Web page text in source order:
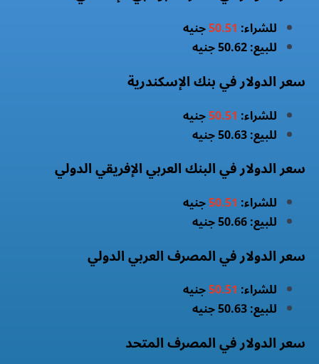
للشراء: 50.51جنيه
للبيع: 50.62 جنيه
سعر الدولار في بنك الإسكندرية
للشراء: 50.51جنيه
للبيع: 50.63 جنيه
سعر الدولار في البنك العربي الإفريقي الدولي
للشراء: 50.51جنيه
للبيع: 50.66 جنيه
سعر الدولار في المصرف العربي الدولي
للشراء: 50.51جنيه
للبيع: 50.63 جنيه
سعر الدولار في المصرف المتحد